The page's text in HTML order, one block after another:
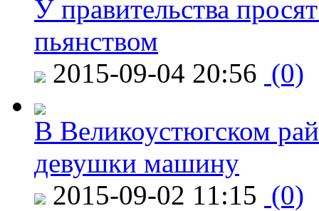
У правительства
пьянством
2015-09-04 20:56 (0)
В Великоустюгском
девушки машину
2015-09-02 11:15 (0)